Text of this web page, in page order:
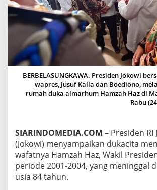
A
Z
W
A
A
T
,
P
R
E
E
N
J
O
K
BERBELASUNGKAWA. Presiden Jokowi
wapres, Jusuf Kalla dan Boediono,
rumah duka almarhum Hamzah Haz di
Rabu
SIARINDOMEDIA.COM – Presiden RI
(Jokowi) menyampaikan dukacita
wafatnya Hamzah Haz, Wakil
periode 2001-2004, yang meninggal
usia 84 tahun.